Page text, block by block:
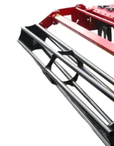
Lagertømming
Aktuelt
Kundeservice